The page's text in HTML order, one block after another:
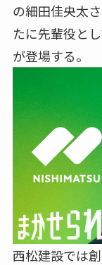
の細田佳央太
たに先輩役と
が登場する。
西松建設では